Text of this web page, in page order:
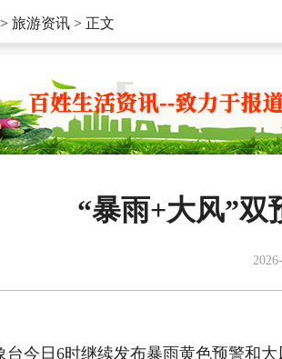
> 旅游资讯 > 正文
“暴雨+大风”双
今日6时继续发布暴雨黄色预警和大